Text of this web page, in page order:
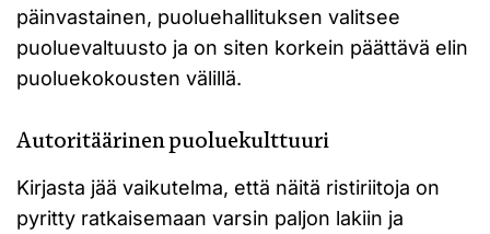
päinvastainen, puoluehallituksen valitsee
puoluevaltuusto ja on siten korkein päättävä elin
puoluekokousten välillä.
Autoritäärinen puoluekulttuuri
Kirjasta jää vaikutelma, että näitä ristiriitoja on
pyritty ratkaisemaan varsin paljon lakiin ja